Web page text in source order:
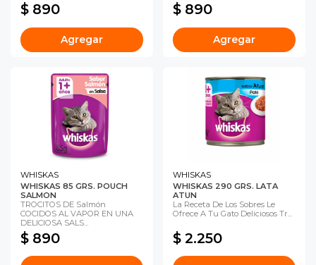
$ 890
Agregar
$ 890
Agregar
WHISKAS
WHISKAS 85 GRS. POUCH
SALMON
TROCITOS DE Salmón
COCIDOS AL VAPOR EN UNA
DELICIOSA SALS...
$ 890
WHISKAS
WHISKAS 290 GRS. LATA
ATUN
La Receta De Los Sobres Le
Ofrece A Tu Gato Deliciosos Tr...
$ 2.250